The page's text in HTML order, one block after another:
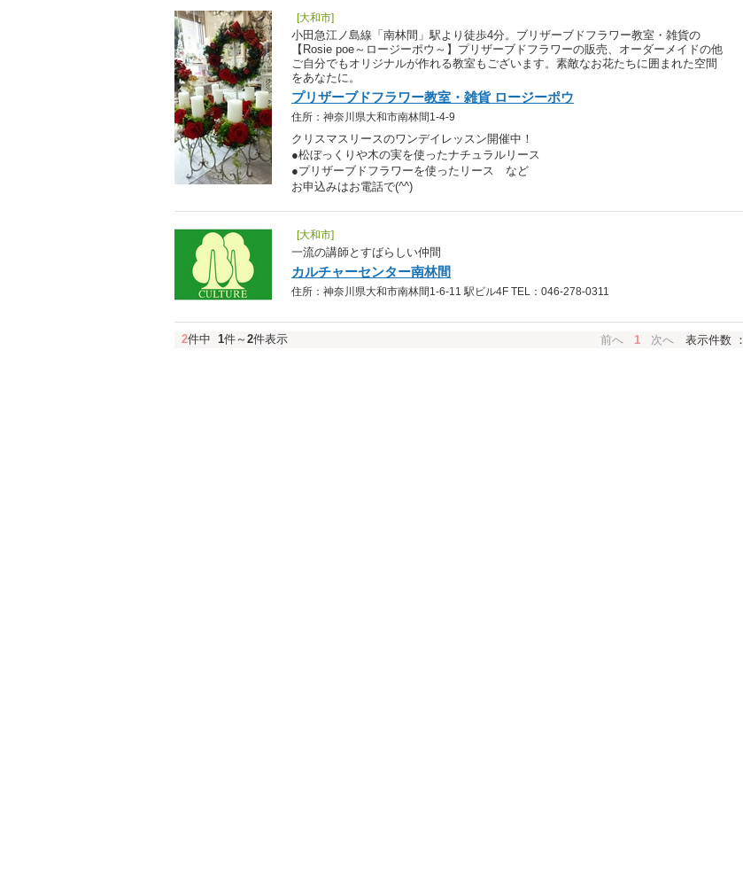
[大和市]
小田急江ノ島線「南林間」駅より徒歩4分。ブリザーブドフラワー教室・雑貨の
【Rosie poe～ロージーポウ～】プリザーブドフラワーの販売、オーダーメイドの他
ご自分でもオリジナルが作れる教室もございます。素敵なお花たちに囲まれた空間
をあなたに。
プリザーブドフラワー教室・雑貨 ロージーポウ
住所：神奈川県大和市南林間1-4-9
クリスマスリースのワンデイレッスン開催中！
●松ぼっくりや木の実を使ったナチュラルリース
●プリザーブドフラワーを使ったリース など
お申込みはお電話で(^^)
[大和市]
一流の講師とすばらしい仲間
カルチャーセンター南林間
住所：神奈川県大和市南林間1-6-11 駅ビル4F TEL：046-278-0311
2件中 1件～ 2件表示 前へ 1 次へ 表示件数 ：